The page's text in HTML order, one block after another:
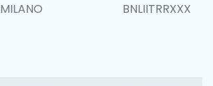
MILANO BNLIITRRXXX